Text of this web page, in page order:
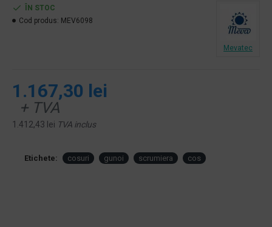
1.167,30 lei
+ TVA
1.412,43 lei TVA inclus
ÎN STOC
Cod produs: MEV6098
Mevatec
Etichete: cosuri gunoi scrumiera cos